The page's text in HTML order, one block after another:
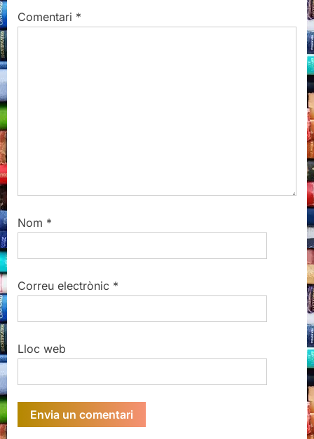
P
t
Comentari *
Nom *
Correu electrònic *
Lloc web